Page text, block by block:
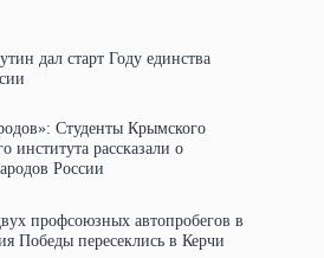
дал старт Году единства
Студенты Крымского
института рассказали о
России
профсоюзных автопробегов в
Победы пересеклись в Керчи